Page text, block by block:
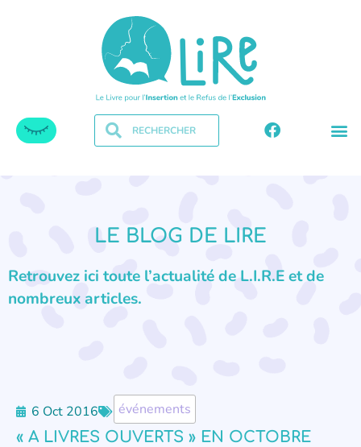
LE BLOG DE LIRE
Retrouvez ici toute l’actualité de L.I.R.E et de
nombreux articles.
6 Oct 2016 événements
« A LIVRES OUVERTS » EN OCTOBRE